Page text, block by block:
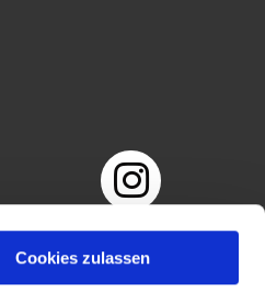
Cookies zulassen
Datenschutzerklärung